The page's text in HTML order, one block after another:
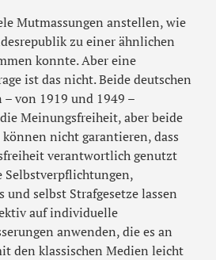
Mutmassungen anstellen, wie
zu einer ähnlichen
konnte. Aber eine
ist das nicht. Beide deutschen
– von 1919 und 1949 –
Meinungsfreiheit, aber beide
nicht garantieren, dass
verantwortlich genutzt
Selbstverpflichtungen,
und selbst Strafgesetze lassen
auf individuelle
anwenden, die es an
den klassischen Medien leicht